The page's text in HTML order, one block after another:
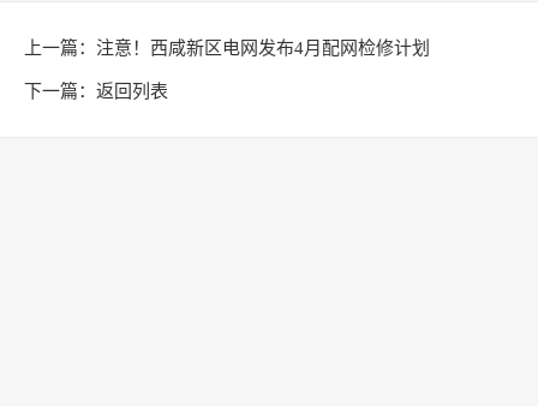
上一篇： 注意！西咸新区电网发布4月配网检修计划
下一篇： 返回列表